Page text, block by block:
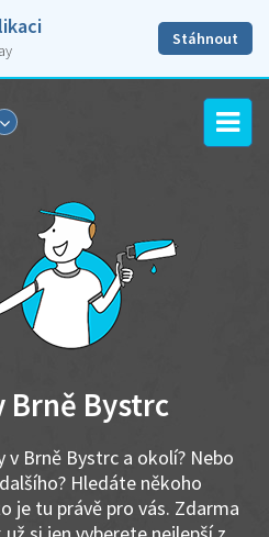
Stáhnout
Brně Bystrc
v Brně Bystrc a okolí? Nebo
Hledáte někoho
je tu právě pro vás. Zdarma